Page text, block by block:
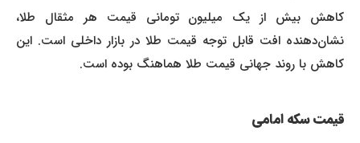
کاهش بیش از یک میلیون تومانی قیمت هر مثقال طلا،
نشان‌دهنده افت قابل توجه قیمت طلا در بازار داخلی است. این
کاهش با روند جهانی قیمت طلا هماهنگ بوده است.
قیمت سکه امامی